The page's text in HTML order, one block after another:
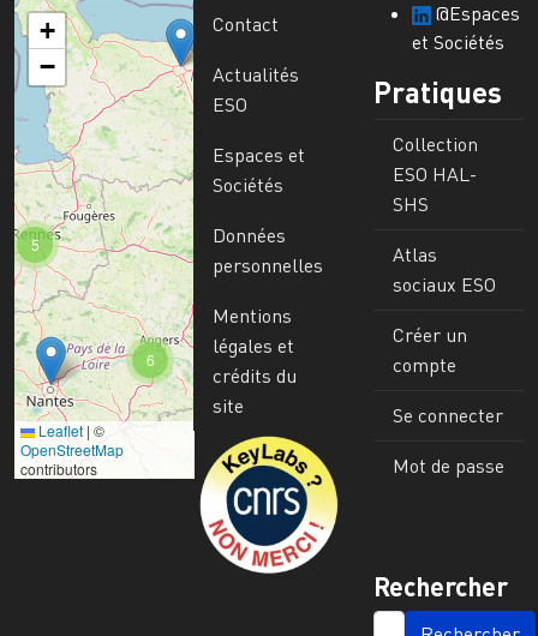
6
5
+
−
Leaflet | ©
OpenStreetMap
contributors
Contact
Actualités
ESO
Espaces et
Sociétés
Données
personnelles
Mentions
légales et
crédits du
site
Image
@Espaces
et Sociétés
Pratiques
Collection
ESO HAL-
SHS
Atlas
sociaux ESO
Créer un
compte
Se connecter
Mot de passe
Rechercher
SEARCH